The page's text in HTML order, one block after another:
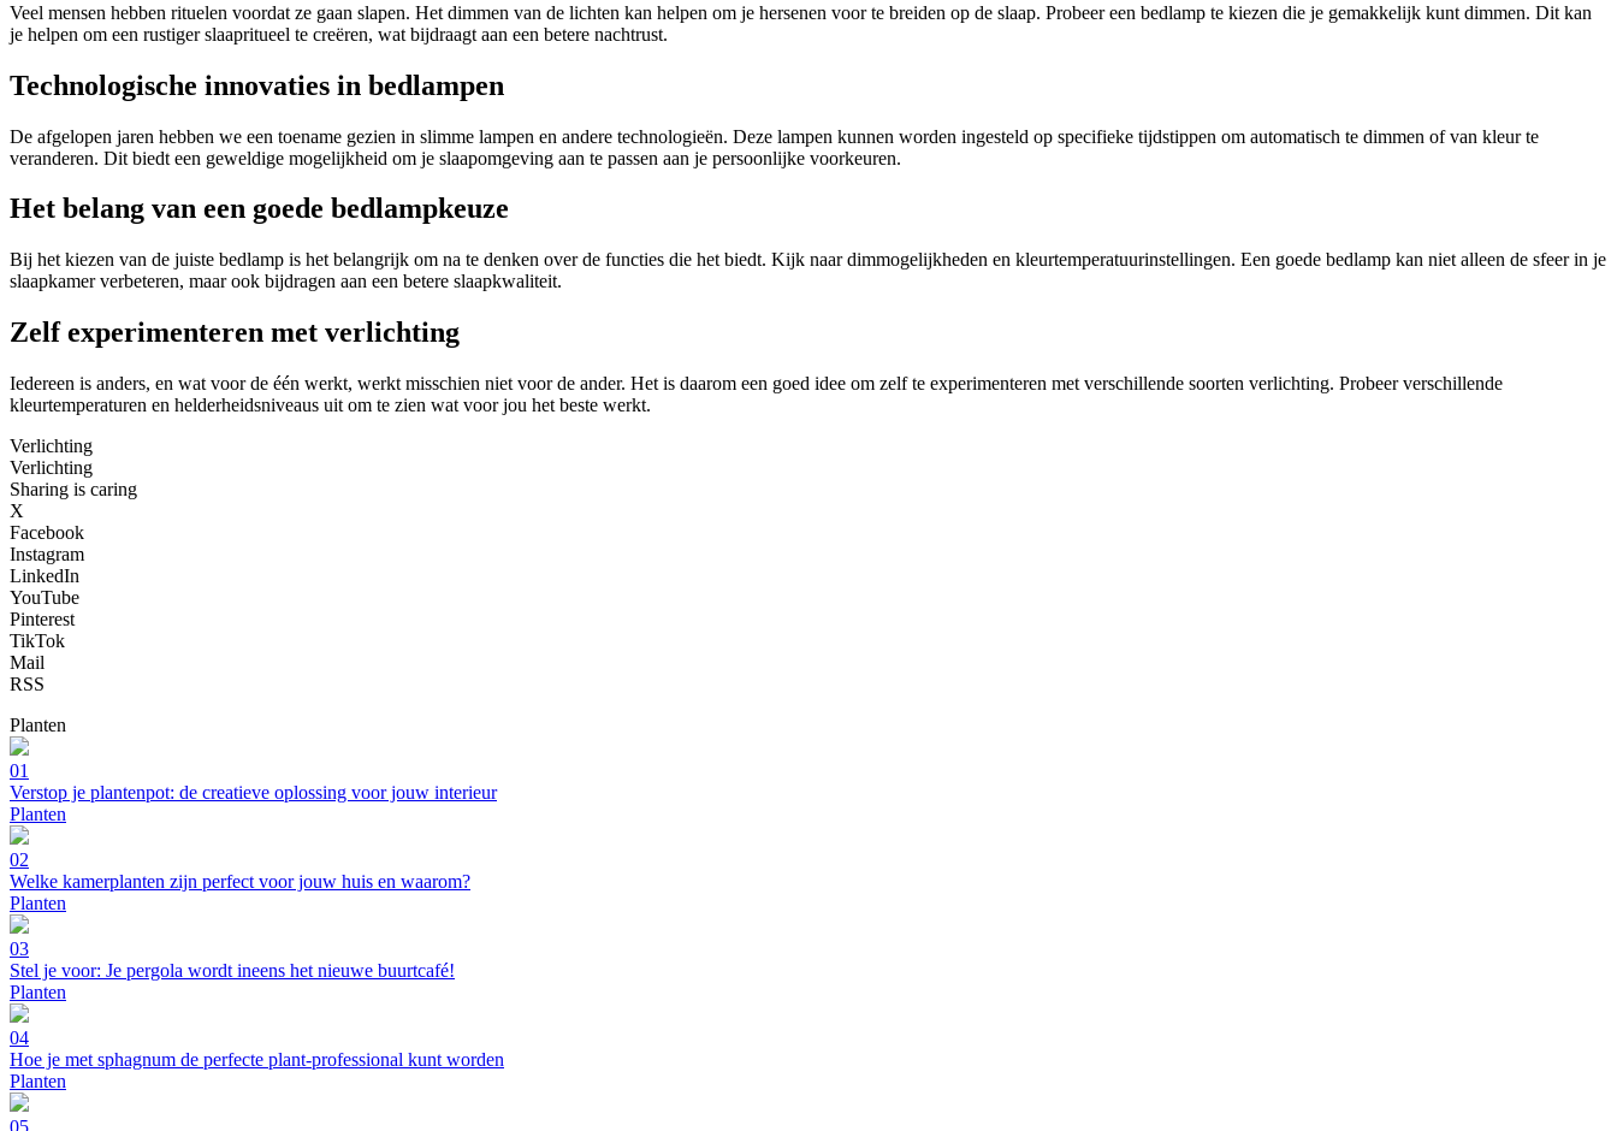
Veel mensen hebben rituelen voordat ze gaan slapen. Het dimmen van de lichten kan helpen om je hersenen voor te breiden op de slaap. Probeer een bedlamp te kiezen die je gemakkelijk kunt dimmen. Dit kan
je helpen om een rustiger slaapritueel te creëren, wat bijdraagt aan een betere nachtrust.
Technologische innovaties in bedlampen
De afgelopen jaren hebben we een toename gezien in slimme lampen en andere technologieën. Deze lampen kunnen worden ingesteld op specifieke tijdstippen om automatisch te dimmen of van kleur te
veranderen. Dit biedt een geweldige mogelijkheid om je slaapomgeving aan te passen aan je persoonlijke voorkeuren.
Het belang van een goede bedlampkeuze
Bij het kiezen van de juiste bedlamp is het belangrijk om na te denken over de functies die het biedt. Kijk naar dimmogelijkheden en kleurtemperatuurinstellingen. Een goede bedlamp kan niet alleen de sfeer in je
slaapkamer verbeteren, maar ook bijdragen aan een betere slaapkwaliteit.
Zelf experimenteren met verlichting
Iedereen is anders, en wat voor de één werkt, werkt misschien niet voor de ander. Het is daarom een goed idee om zelf te experimenteren met verschillende soorten verlichting. Probeer verschillende
kleurtemperaturen en helderheidsniveaus uit om te zien wat voor jou het beste werkt.
Verlichting
Verlichting
Sharing is caring
X
Facebook
Instagram
LinkedIn
YouTube
Pinterest
TikTok
Mail
RSS
Planten
01
Verstop je plantenpot: de creatieve oplossing voor jouw interieur
Planten
02
Welke kamerplanten zijn perfect voor jouw huis en waarom?
Planten
03
Stel je voor: Je pergola wordt ineens het nieuwe buurtcafé!
Planten
04
Hoe je met sphagnum de perfecte plant-professional kunt worden
Planten